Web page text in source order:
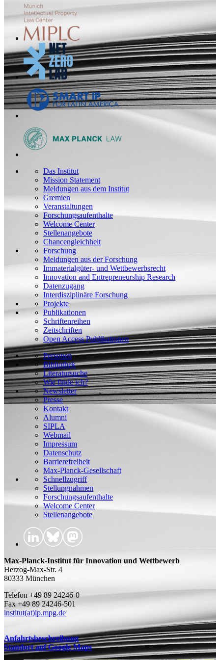
Das Institut
Mission Statement
Meldungen aus dem Institut
Gremien
Veranstaltungen
Forschungsaufenthalte
Welcome Center
Stellenangebote
Chancengleichheit
Forschung
Meldungen aus der Forschung
Immaterialgüter- und Wettbewerbsrecht
Innovation and Entrepreneurship Research
Datenzugang
Interdisziplinäre Forschung
Projekte
Publikationen
Schriftenreihen
Zeitschriften
Open Access Publikationen
Personen
Bibliothek
Literatursuche
Wie finde ich?
Newsletter
Presse
Kontakt
Alumni
SIPLA
Webmail
Impressum
Datenschutz
Barrierefreiheit
Max-Planck-Gesellschaft
Schnellzugriff
Stellungnahmen
Forschungsaufenthalte
Welcome Center
Stellenangebote
Max-Planck-Institut für Innovation und Wettbewerb
Herzog-Max-Str. 4
80333 München
Telefon +49 89 24246-0
Fax +49 89 24246-501
institut(at)ip.mpg.de
Anfahrtsbeschreibung
Standort auf Google Maps